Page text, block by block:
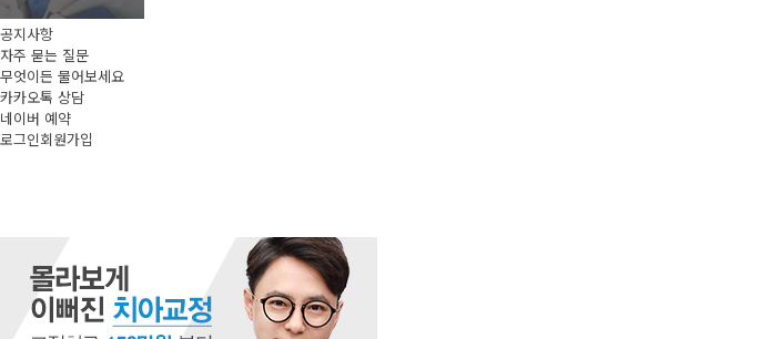
공지사항
자주 묻는 질문
무엇이든 물어보세요
카카오톡 상담
네이버 예약
로그인회원가입